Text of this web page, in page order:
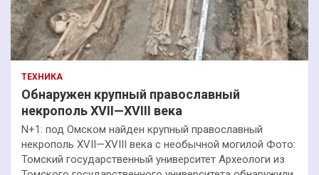
ТЕХНИКА
Обнаружен крупный православный
некрополь XVII—XVIII века
N+1: под Омском найден крупный православный
некрополь XVII—XVIII века с необычной могилой Фото:
Томский государственный университет Археологи из